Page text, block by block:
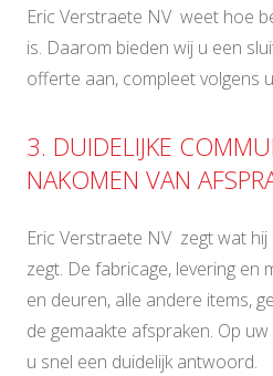
Eric Verstraete NV weet hoe
is. Daarom bieden wij u een
offerte aan, compleet volgens
3. DUIDELIJKE
NAKOMEN VAN
Eric Verstraete NV zegt wat
zegt. De fabricage, levering
en deuren, alle andere items,
de gemaakte afspraken. Op
u snel een duidelijk antwoord.